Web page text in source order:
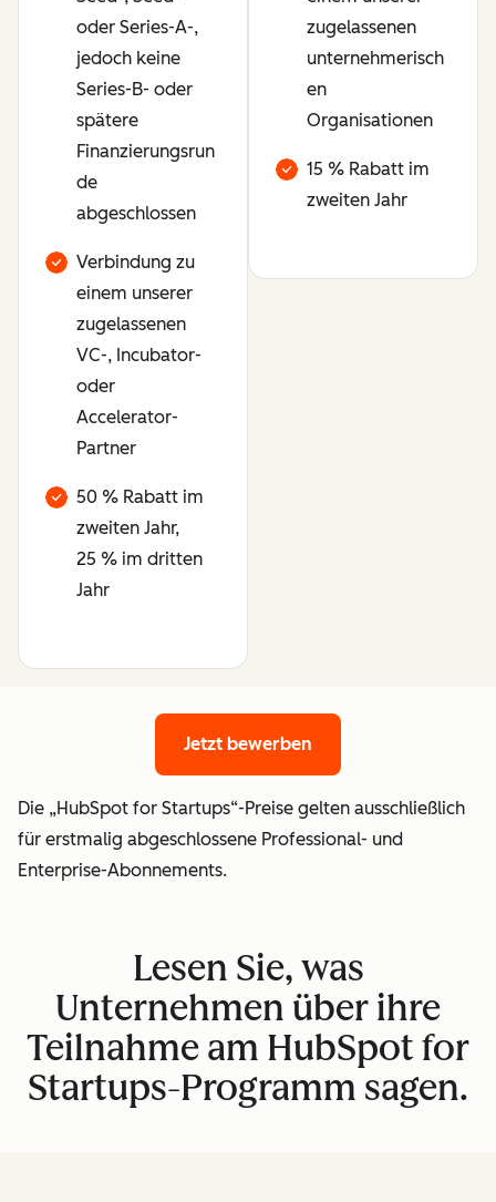
oder Series-A-,
jedoch keine
Series-B- oder
spätere
Finanzierungsrun
de
abgeschlossen
Verbindung zu
einem unserer
zugelassenen
VC-, Incubator-
oder
Accelerator-
Partner
50 % Rabatt im
zweiten Jahr,
25 % im dritten
Jahr
zugelassenen
unternehmerisch
en
Organisationen
15 % Rabatt im
zweiten Jahr
Jetzt bewerben
Die „HubSpot for Startups“-Preise gelten ausschließlich
für erstmalig abgeschlossene Professional- und
Enterprise-Abonnements.
Lesen Sie, was
Unternehmen über ihre
Teilnahme am HubSpot for
Startups-Programm sagen.